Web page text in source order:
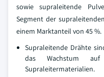
sowie supraleitende
Segment der
einem Marktanteil von 45 %.
Supraleitende Drähte
das Wachstum
Supraleitermaterialien.